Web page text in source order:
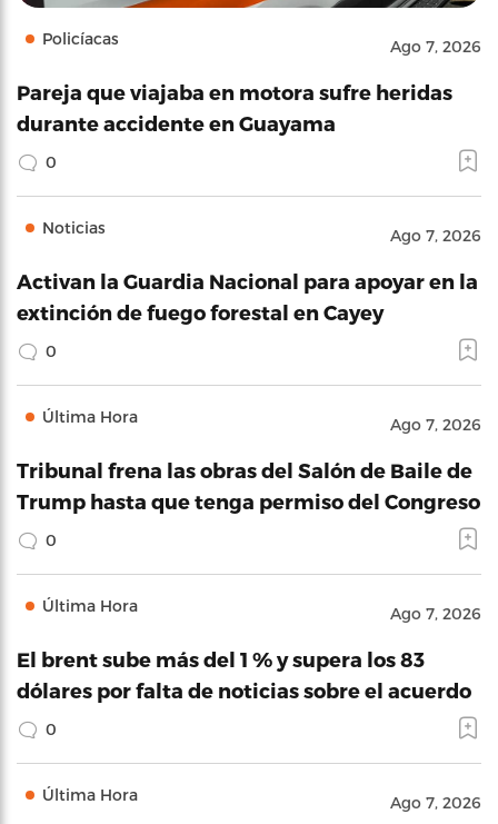
Policíacas Ago 7, 2026
Pareja que viajaba en motora sufre heridas
durante accidente en Guayama
0
Noticias Ago 7, 2026
Activan la Guardia Nacional para apoyar en la
extinción de fuego forestal en Cayey
0
Última Hora Ago 7, 2026
Tribunal frena las obras del Salón de Baile de
Trump hasta que tenga permiso del Congreso
0
Última Hora Ago 7, 2026
El brent sube más del 1 % y supera los 83
dólares por falta de noticias sobre el acuerdo
0
Última Hora Ago 7, 2026